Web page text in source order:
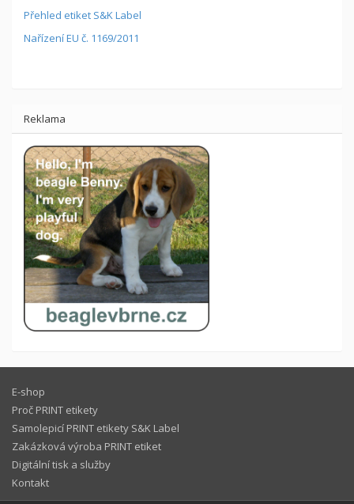
Přehled etiket S&K Label
Nařízení EU č. 1169/2011
Reklama
E-shop
Proč PRINT etikety
Samolepicí PRINT etikety S&K Label
Zakázková výroba PRINT etiket
Digitální tisk a služby
Kontakt